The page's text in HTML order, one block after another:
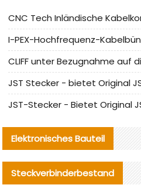
Elektronisches Bauteil
Steckverbinderbestand